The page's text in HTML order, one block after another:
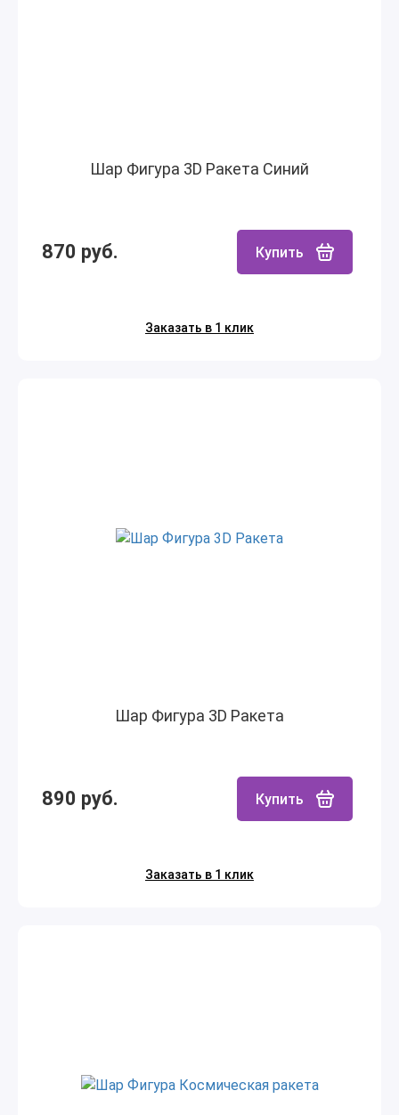
Шар Фигура 3D Ракета Синий
870 руб. Купить
Заказать в 1 клик
Шар Фигура 3D Ракета
890 руб. Купить
Заказать в 1 клик